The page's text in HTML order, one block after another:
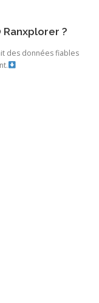
?
des données fiables